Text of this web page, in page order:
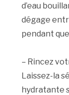
d’eau
dégage
pendant
– Rincez
Laissez-la
hydratante